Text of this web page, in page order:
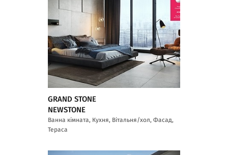
GRAND STONE
NEWSTONE
Ванна кімната, Кухня, Вітальня/хол, Фасад,
Тераса